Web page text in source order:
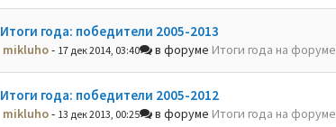
Итоги года: победители 2005-2013
mikluho- 17 дек 2014, 03:40 в форуме Итоги года на форуме
Итоги года: победители 2005-2012
mikluho- 13 дек 2013, 00:25 в форуме Итоги года на форуме